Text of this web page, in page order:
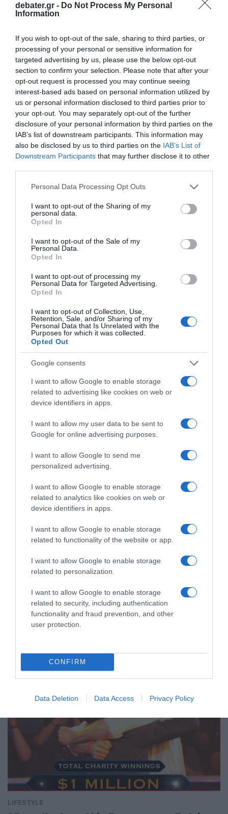
debater.gr - Do Not Process My Personal
Information
If you wish to opt-out of the sale, sharing to third parties, or
processing of your personal or sensitive information for
targeted advertising by us, please use the below opt-out
section to confirm your selection. Please note that after your
opt-out request is processed you may continue seeing
interest-based ads based on personal information utilized by
us or personal information disclosed to third parties prior to
your opt-out. You may separately opt-out of the further
disclosure of your personal information by third parties on the
IAB’s list of downstream participants. This information may
also be disclosed by us to third parties on the IAB’s List of
Downstream Participants that may further disclose it to other
Please note that this website/app uses one or more Google
not limited to your visit or usage behaviour. You may click to
grant or deny consent to Google and its third-party tags to
use your data for below specified purposes in below Google
consent section.
Personal Data Processing Opt Outs
I want to opt-out of the Sharing of my
personal data.
Opted In
I want to opt-out of the Sale of my
Personal Data.
Opted In
I want to opt-out of processing my
Personal Data for Targeted Advertising.
Opted In
I want to opt-out of Collection, Use,
Retention, Sale, and/or Sharing of my
Personal Data that Is Unrelated with the
Purposes for which it was collected.
Opted Out
Google consents
I want to allow Google to enable storage
related to advertising like cookies on web or
device identifiers in apps.
I want to allow my user data to be sent to
Google for online advertising purposes.
I want to allow Google to send me
personalized advertising.
I want to allow Google to enable storage
related to analytics like cookies on web or
device identifiers in apps.
I want to allow Google to enable storage
related to functionality of the website or app.
I want to allow Google to enable storage
related to personalization.
I want to allow Google to enable storage
related to security, including authentication
functionality and fraud prevention, and other
user protection.
CONFIRM
Data Deletion Data Access Privacy Policy
LIFESTYLE
LIFESTYLE
Σταύρος Φλώρος: Αποκάλυψε πώς
περνάει τις στιγμές στο σπίτι του – Οι
Instagram
Ο Σταύρος Φλώρος έχει επιστρέψει στην Ελλάδα, από την
Αμερική όπου βρισκόταν σε κέντρο αποκατάστασης στο
LIFESTYLE